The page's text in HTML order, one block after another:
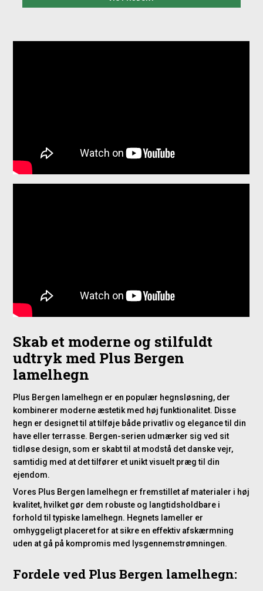
Skab et moderne og stilfuldt
udtryk med Plus Bergen
lamelhegn
Plus Bergen lamelhegn er en populær hegnsløsning, der
kombinerer moderne æstetik med høj funktionalitet. Disse
hegn er designet til at tilføje både privatliv og elegance til din
have eller terrasse. Bergen-serien udmærker sig ved sit
tidløse design, som er skabt til at modstå det danske vejr,
samtidig med at det tilfører et unikt visuelt præg til din
ejendom.
Vores Plus Bergen lamelhegn er fremstillet af materialer i høj
kvalitet, hvilket gør dem robuste og langtidsholdbare i
forhold til typiske lamelhegn. Hegnets lameller er
omhyggeligt placeret for at sikre en effektiv afskærmning
uden at gå på kompromis med lysgennemstrømningen.
Fordele ved Plus Bergen lamelhegn: